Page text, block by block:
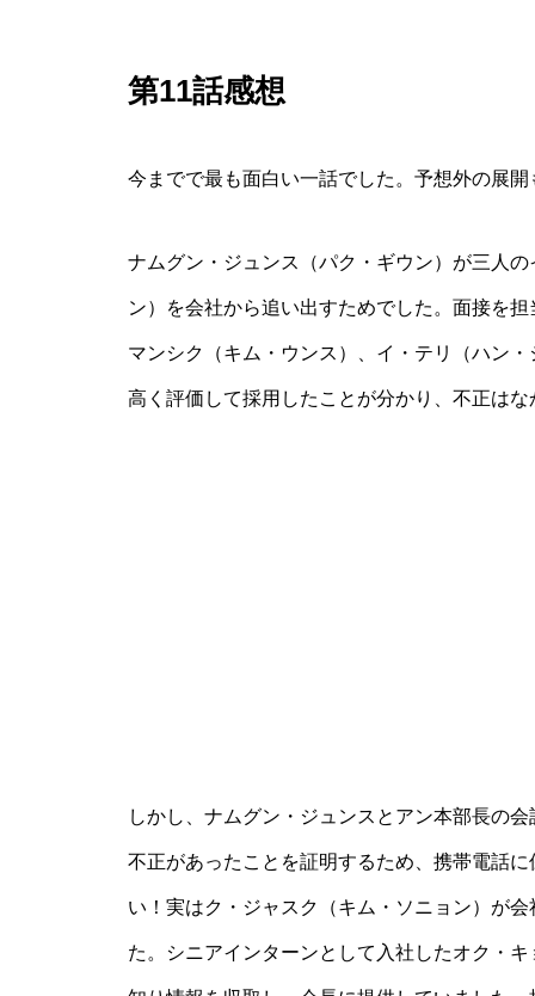
第11話感想
今までで最も面白い一話でした。予想外の展
ナムグン・ジュンス（パク・ギウン）が三人
ン）を会社から追い出すためでした。面接を
マンシク（キム・ウンス）、イ・テリ（ハン
高く評価して採用したことが分かり、不正はな
しかし、ナムグン・ジュンスとアン本部長の
不正があったことを証明するため、携帯電話
い！実はク・ジャスク（キム・ソニョン）が
た。シニアインターンとして入社したオク・